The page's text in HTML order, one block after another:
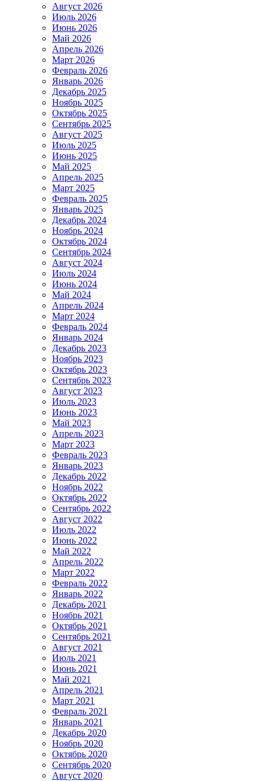
Август 2026
Июль 2026
Июнь 2026
Май 2026
Апрель 2026
Март 2026
Февраль 2026
Январь 2026
Декабрь 2025
Ноябрь 2025
Октябрь 2025
Сентябрь 2025
Август 2025
Июль 2025
Июнь 2025
Май 2025
Апрель 2025
Март 2025
Февраль 2025
Январь 2025
Декабрь 2024
Ноябрь 2024
Октябрь 2024
Сентябрь 2024
Август 2024
Июль 2024
Июнь 2024
Май 2024
Апрель 2024
Март 2024
Февраль 2024
Январь 2024
Декабрь 2023
Ноябрь 2023
Октябрь 2023
Сентябрь 2023
Август 2023
Июль 2023
Июнь 2023
Май 2023
Апрель 2023
Март 2023
Февраль 2023
Январь 2023
Декабрь 2022
Ноябрь 2022
Октябрь 2022
Сентябрь 2022
Август 2022
Июль 2022
Июнь 2022
Май 2022
Апрель 2022
Март 2022
Февраль 2022
Январь 2022
Декабрь 2021
Ноябрь 2021
Октябрь 2021
Сентябрь 2021
Август 2021
Июль 2021
Июнь 2021
Май 2021
Апрель 2021
Март 2021
Февраль 2021
Январь 2021
Декабрь 2020
Ноябрь 2020
Октябрь 2020
Сентябрь 2020
Август 2020